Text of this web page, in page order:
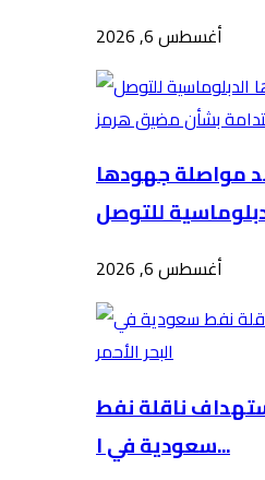
أغسطس 6, 2026
مواصلة جهودها
أغسطس 6, 2026
ناقلة نفط
سعودية في ا...